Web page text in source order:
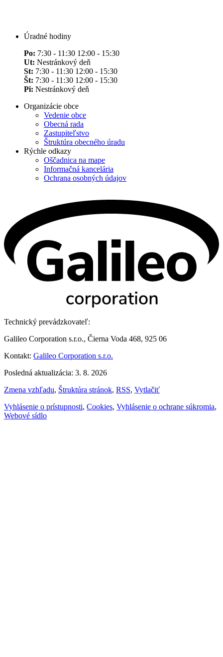
Úradné hodiny
Po: 7:30 - 11:30 12:00 - 15:30
Ut: Nestránkový deň
St: 7:30 - 11:30 12:00 - 15:30
Št: 7:30 - 11:30 12:00 - 15:30
Pi: Nestránkový deň
Organizácie obce
Vedenie obce
Obecná rada
Zastupiteľstvo
Štruktúra obecného úradu
Rýchle odkazy
Oščadnica na mape
Informačná kancelária
Ochrana osobných údajov
Technický prevádzkovateľ:
Galileo Corporation s.r.o., Čierna Voda 468, 925 06
Kontakt: Galileo Corporation s.r.o.
Posledná aktualizácia: 3. 8. 2026
Zmena vzhľadu, Štruktúra stránok, RSS, Vytlačiť
Vyhlásenie o prístupnosti, Cookies, Vyhlásenie o ochrane súkromia,
Webové sídlo